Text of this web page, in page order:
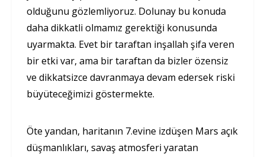
olduğunu gözlemliyoruz. Dolunay bu konuda
daha dikkatli olmamız gerektiği konusunda
uyarmakta. Evet bir taraftan inşallah şifa veren
bir etki var, ama bir taraftan da bizler özensiz
ve dikkatsizce davranmaya devam edersek riski
büyüteceğimizi göstermekte.
Öte yandan, haritanın 7.evine izdüşen Mars açık
düşmanlıkları, savaş atmosferi yaratan